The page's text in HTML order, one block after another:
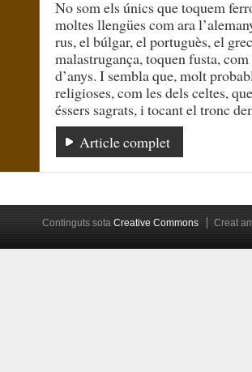
No som els únics que toquem
moltes llengües com ara
rus, el búlgar, el portuguès, el
malastrugança, toquen fusta,
d’anys. I sembla que, molt
religioses, com les dels celtes,
éssers sagrats, i tocant el tronc
Article complet
Continguts sotaCreative Commons Creat